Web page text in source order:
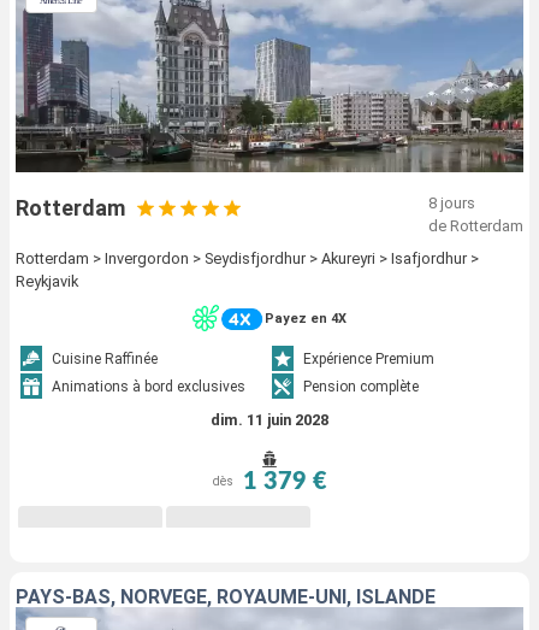
Rotterdam
8 jours
de Rotterdam
Rotterdam > Invergordon > Seydisfjordhur > Akureyri > Isafjordhur >
Reykjavik
Payez en 4X
Cuisine Raffinée
Expérience Premium
Animations à bord exclusives
Pension complète
dim. 11 juin 2028
dès 1 379 €
PAYS-BAS, NORVÈGE, ROYAUME-UNI, ISLANDE